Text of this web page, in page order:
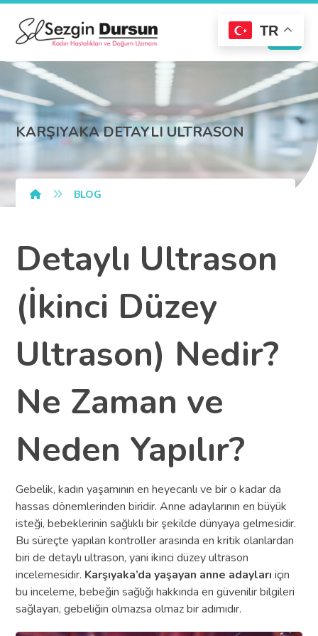
KARŞIYAKA DETAYLI ULTRASON
BLOG
Detaylı Ultrason
(İkinci Düzey
Ultrason) Nedir?
Ne Zaman ve
Neden Yapılır?
Gebelik, kadın yaşamının en heyecanlı ve bir o kadar da
hassas dönemlerinden biridir. Anne adaylarının en büyük
isteği, bebeklerinin sağlıklı bir şekilde dünyaya gelmesidir.
Bu süreçte yapılan kontroller arasında en kritik olanlardan
biri de detaylı ultrason, yani ikinci düzey ultrason
incelemesidir. Karşıyaka’da yaşayan anne adayları için
bu inceleme, bebeğin sağlığı hakkında en güvenilir bilgileri
sağlayan, gebeliğin olmazsa olmaz bir adımıdır.
TR